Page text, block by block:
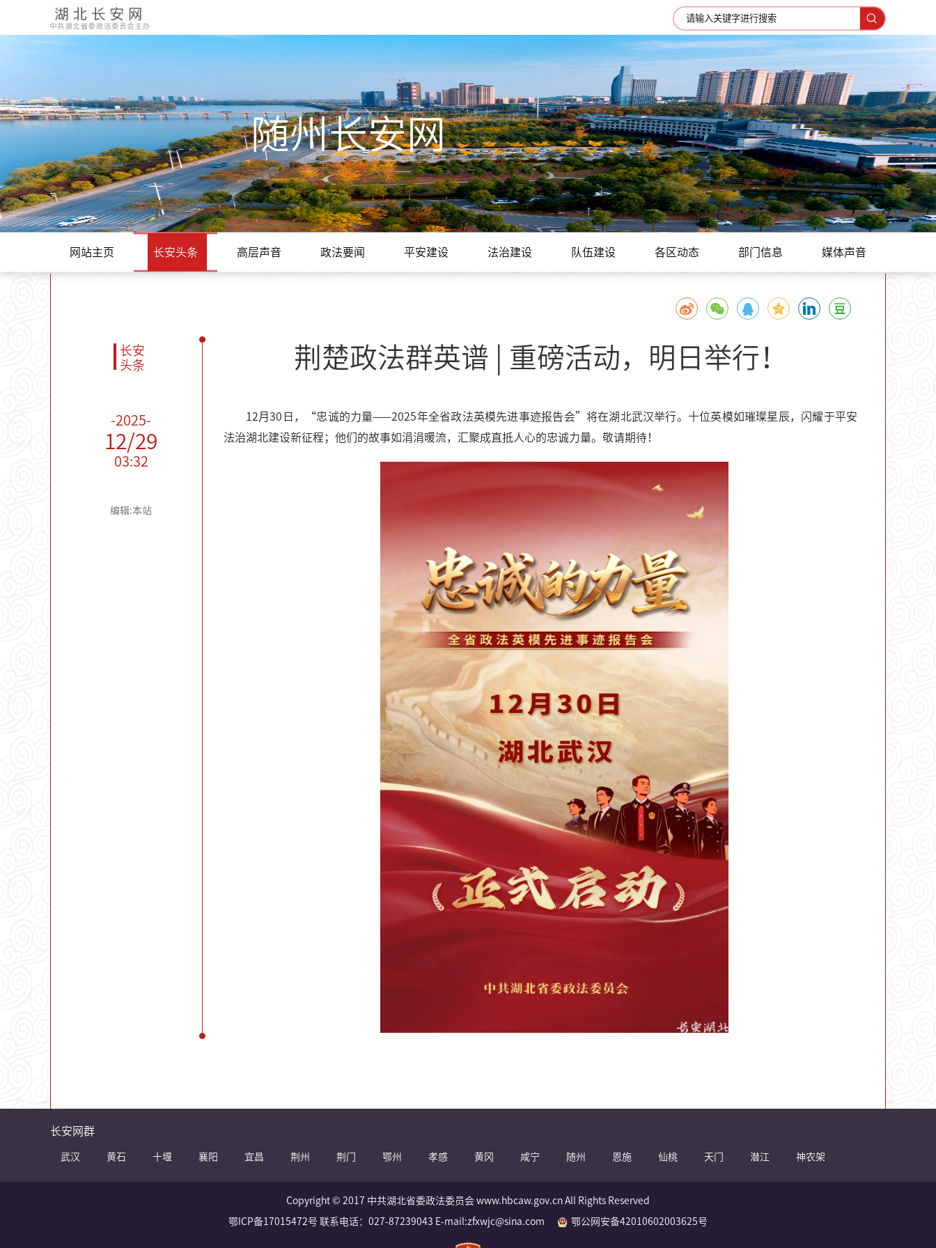
随州长安网
网站主页 长安头条 高层声音 政法要闻 平安建设 法治建设 队伍建设 各区动态 部门信息 媒体声音
长安
头条
-2025-
12/29
03:32
编辑:本站
荆楚政法群英谱 | 重磅活动，明日举行！
12月30日，“忠诚的力量——2025年全省政法英模先进事迹报告会”将在湖北武汉举行。十位英模如璀璨星辰，闪耀于平安
法治湖北建设新征程；他们的故事如涓涓暖流，汇聚成直抵人心的忠诚力量。敬请期待！
长安网群
武汉 黄石 十堰 襄阳 宜昌 荆州 荆门 鄂州 孝感 黄冈 咸宁 随州 恩施 仙桃 天门 潜江 神农架
Copyright © 2017 中共湖北省委政法委员会 www.hbcaw.gov.cn All Rights Reserved
鄂ICP备17015472号 联系电话：027-87239043 E-mail:zfxwjc@sina.com 鄂公网安备42010602003625号